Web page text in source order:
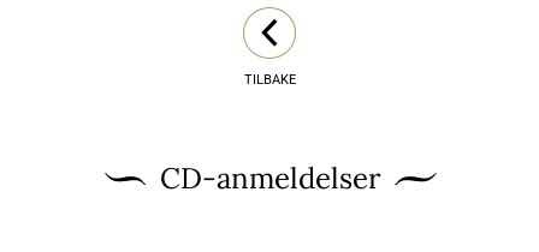
TILBAKE
CD-anmeldelser